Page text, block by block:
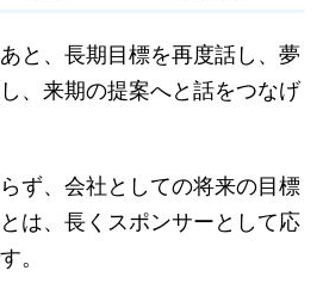
と、長期目標を再度話し、夢
、来期の提案へと話をつなげ
ず、会社としての将来の目標
は、長くスポンサーとして応
。